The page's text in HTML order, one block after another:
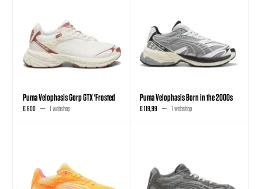
Puma Velophasis Gorp GTX 'Frosted
€ 600 1 webshop
Puma Velophasis Born in the 2000s
€ 119,99 1 webshop